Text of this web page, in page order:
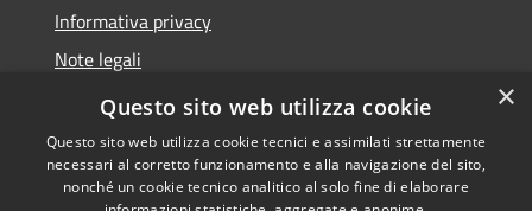
Informativa privacy
Note legali
Dichiarazione di accessibilità
×
Questo sito web utilizza cookie
Questo sito web utilizza cookie tecnici e assimilati strettamente
necessari al corretto funzionamento e alla navigazione del sito,
nonché un cookie tecnico analitico al solo fine di elaborare